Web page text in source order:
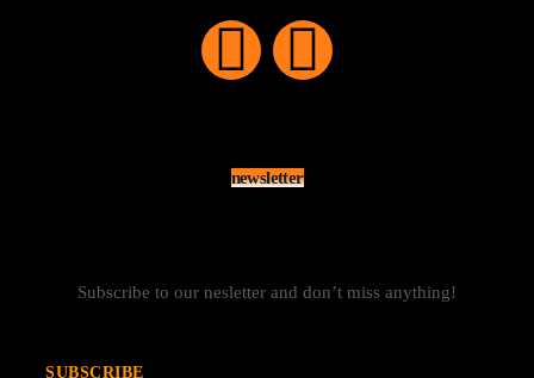
newsletter
Subscribe to our nesletter and don’t miss anything!
SUBSCRIBE